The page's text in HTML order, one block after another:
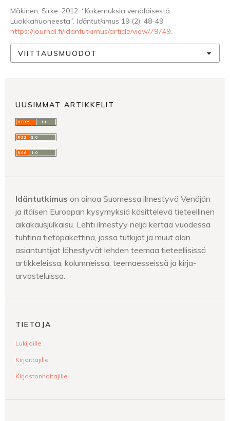
Mäkinen, Sirke. 2012. “Kokemuksia venäläisestä
Luokkahuoneesta”. Idäntutkimus 19 (2): 48-49.
https://journal.fi/idantutkimus/article/view/79749.
VIITTAUSMUODOT
UUSIMMAT ARTIKKELIT
Idäntutkimus on ainoa Suomessa ilmestyvä Venäjän
ja itäisen Euroopan kysymyksiä käsittelevä tieteellinen
aikakausjulkaisu. Lehti ilmestyy neljä kertaa vuodessa
tuhtina tietopakettina, jossa tutkijat ja muut alan
asiantuntijat lähestyvät lehden teemaa tieteellisissä
artikkeleissa, kolumneissa, teemaesseissä ja kirja-
arvosteluissa.
TIETOJA
Lukijoille
Kirjoittajille
Kirjastonhoitajille